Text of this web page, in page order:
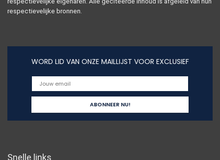
respectievelijke bronnen.
WORD LID VAN ONZE MAILLIJST VOOR EXCLUSIEF
Snelle links